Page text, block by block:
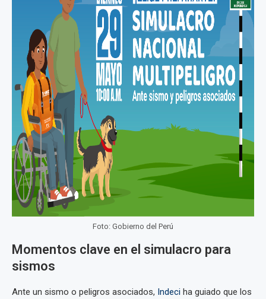
Foto: Gobierno del Perú
Momentos clave en el simulacro para
sismos
Ante un sismo o peligros asociados, Indeci ha guiado que los